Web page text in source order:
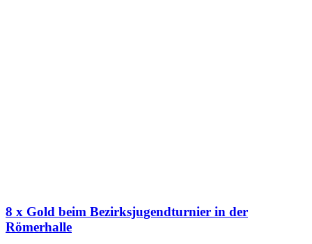
8 x Gold beim Bezirksjugendturnier in der
Römerhalle